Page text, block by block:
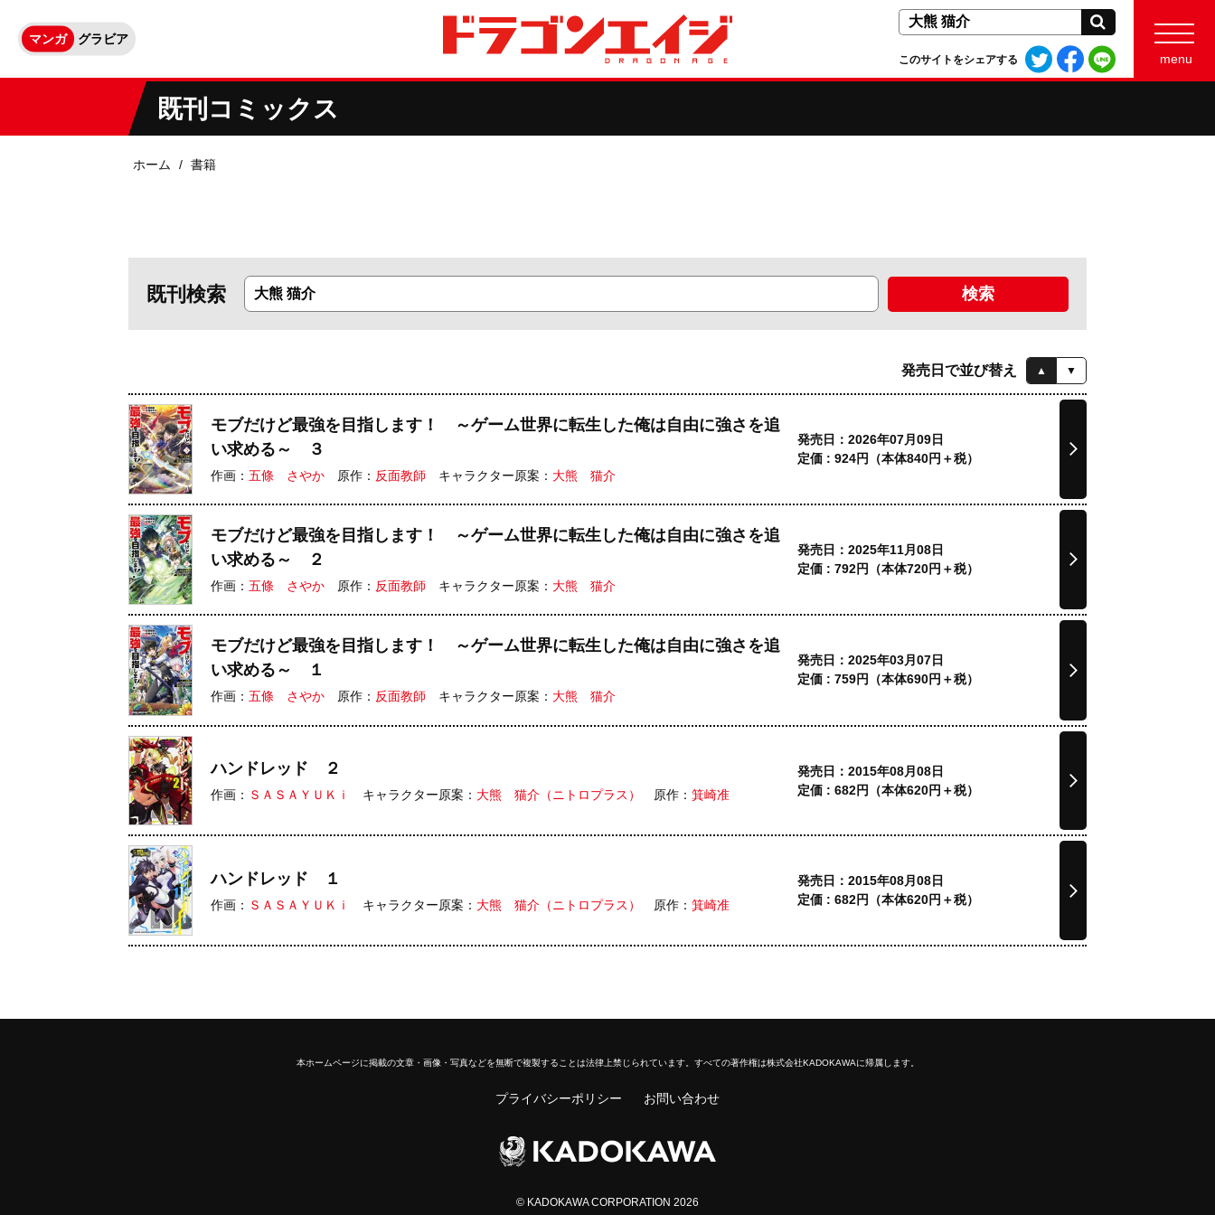
マンガ グラビア
このサイトをシェアする
Twitter
で
Facebook
で
LINE
menu
既刊コミックス
ホーム 書籍
既刊検索
発売日で並び替え ▲ ▼
モブだけど最強を目指します！ ～ゲーム世界に転生した俺は自由に強さを追
い求める～ ３
作画： 五條 さやか 原作： 反面教師 キャラクター原案： 大熊 猫介
発売日：2026年07月09日
定価 : 924円（本体840円＋税）
モブだけど最強を目指します！ ～ゲーム世界に転生した俺は自由に強さを追
い求める～ ２
作画： 五條 さやか 原作： 反面教師 キャラクター原案： 大熊 猫介
発売日：2025年11月08日
定価 : 792円（本体720円＋税）
モブだけど最強を目指します！ ～ゲーム世界に転生した俺は自由に強さを追
い求める～ １
作画： 五條 さやか 原作： 反面教師 キャラクター原案： 大熊 猫介
発売日：2025年03月07日
定価 : 759円（本体690円＋税）
ハンドレッド ２
作画： ＳＡＳＡＹＵＫｉ キャラクター原案： 大熊 猫介（ニトロプラス） 原作： 箕崎准
発売日：2015年08月08日
定価 : 682円（本体620円＋税）
ハンドレッド １
作画： ＳＡＳＡＹＵＫｉ キャラクター原案： 大熊 猫介（ニトロプラス） 原作： 箕崎准
発売日：2015年08月08日
定価 : 682円（本体620円＋税）
本ホームページに掲載の文章・画像・写真などを無断で複製することは法律上禁じられています。 すべての著作権は株式会社KADOKAWAに帰属します。
プライバシーポリシー お問い合わせ
© KADOKAWA CORPORATION 2026